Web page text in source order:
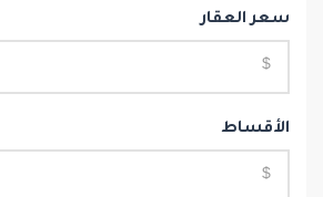
سعر العقار
الأقساط